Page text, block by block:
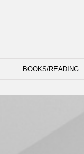
BOOKS/READING